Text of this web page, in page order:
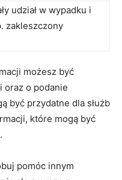
udział w wypadku i
‍zakleszczony
możesz ⁤być
oraz o podanie
być przydatne‍ dla służb
które mogą⁣ być
pomóc⁣ innym